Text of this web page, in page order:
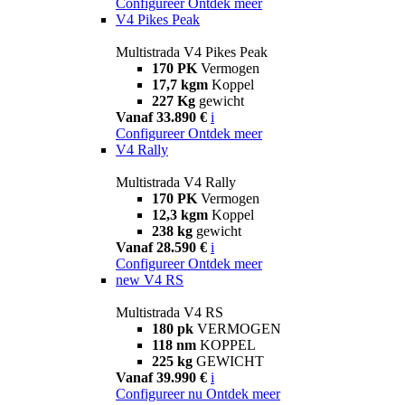
V4 Pikes Peak
Multistrada V4 Pikes Peak
170 PK Vermogen
17,7 kgm Koppel
227 Kg gewicht
Vanaf 33.890 € i
Configureer Ontdek meer
V4 Rally
Multistrada V4 Rally
170 PK Vermogen
12,3 kgm Koppel
238 kg gewicht
Vanaf 28.590 € i
Configureer Ontdek meer
new V4 RS
Multistrada V4 RS
180 pk VERMOGEN
118 nm KOPPEL
225 kg GEWICHT
Vanaf 39.990 € i
Configureer nu Ontdek meer